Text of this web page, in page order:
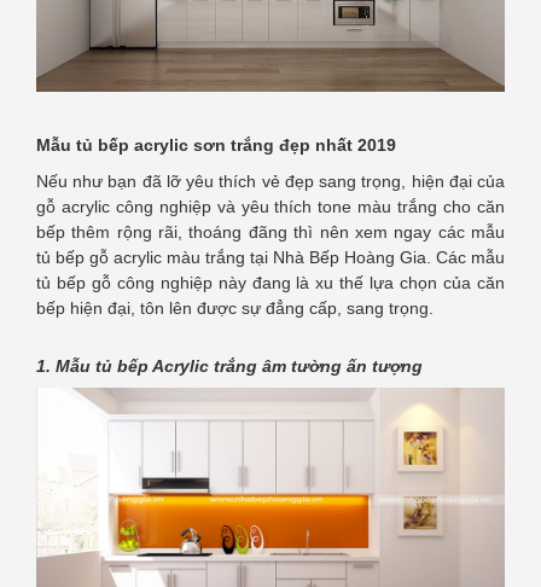
Mẫu tủ bếp acrylic sơn trắng đẹp nhất 2019
Nếu như bạn đã lỡ yêu thích vẻ đẹp sang trọng, hiện đại của
gỗ acrylic công nghiệp và yêu thích tone màu trắng cho căn
bếp thêm rộng rãi, thoáng đãng thì nên xem ngay các mẫu
tủ bếp gỗ acrylic màu trắng tại Nhà Bếp Hoàng Gia. Các mẫu
tủ bếp gỗ công nghiệp này đang là xu thế lựa chọn của căn
bếp hiện đại, tôn lên được sự đẳng cấp, sang trọng.
1. Mẫu tủ bếp Acrylic trắng âm tường ấn tượng